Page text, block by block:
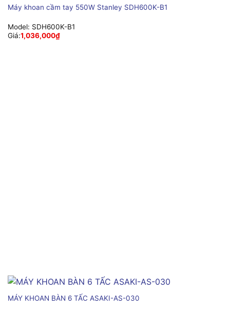
Máy khoan cầm tay 550W Stanley SDH600K-B1
Model: SDH600K-B1
Giá:1,036,000₫
MÁY KHOAN BÀN 6 TẤC ASAKI-AS-030